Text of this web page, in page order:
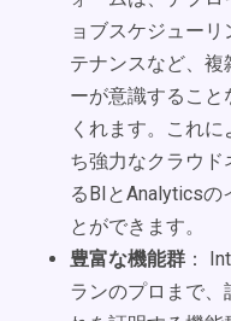
ョブスケジュー
テナンスなど、
ーが意識すること
くれます。これ
ち強力なクラウド
るBIとAnalyticsの
とができます。
豊富な機能群 ：
ランのプロまで